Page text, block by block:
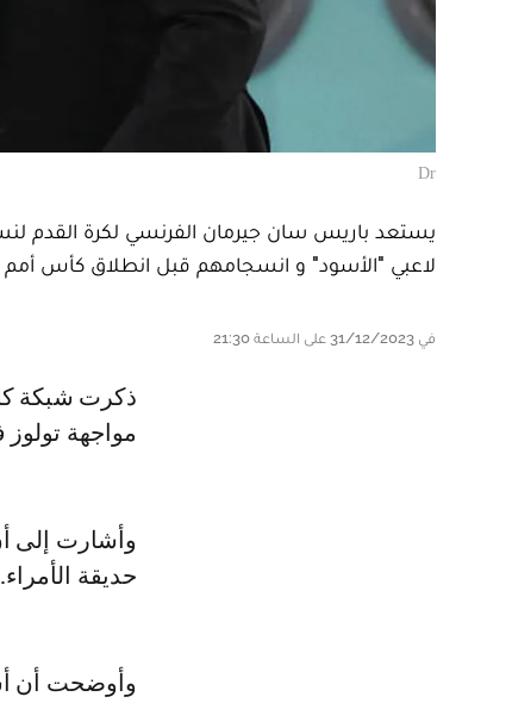
Dr
يستعد باريس سان جيرمان الفرنسي لكرة القدم
لاعبي "الأسود" و انسجامهم قبل انطلاق كأس أمم
في 31/12/2023 على الساعة 21:30
ذكرت شبكة كانال سبورتر الفرنسية أن بي إس جي مهدد بغياب حكيمي عن
مواجهة
حديقة الأمراء.
وأوضحت أن